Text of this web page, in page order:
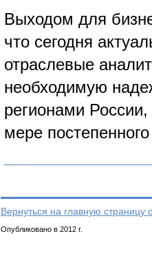
Выходом для
что сегодня
отраслевые
необходимую
регионами
мере
Вернуться на главную страницу
Опубликовано в 2012 г.